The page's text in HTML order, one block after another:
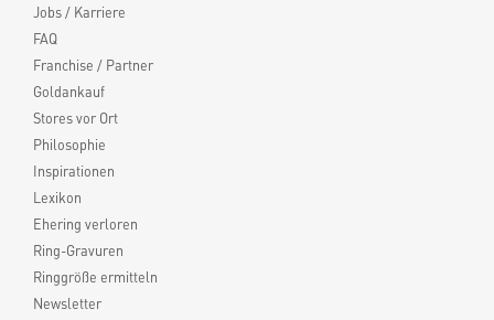
Jobs / Karriere
FAQ
Franchise / Partner
Goldankauf
Stores vor Ort
Philosophie
Inspirationen
Lexikon
Ehering verloren
Ring-Gravuren
Ringgröße ermitteln
Newsletter